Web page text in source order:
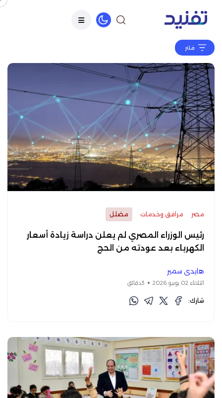
فلتر
مصر مرافق وخدمات مضلل
رئيس الوزراء المصري لم يعلن دراسة زيادة أسعار
الكهرباء بعد عودته من الحج
هايدي سمير
الثلاثاء 02 يونيو 2026 3دقائق
شارك: